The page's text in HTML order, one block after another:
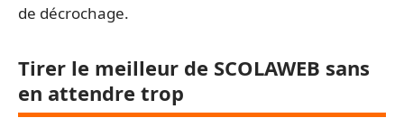
de décrochage.
Tirer le meilleur de SCOLAWEB sans
en attendre trop